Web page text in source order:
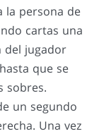
la persona de
cartas una
del jugador
que se
sobres.
un segundo
Una vez